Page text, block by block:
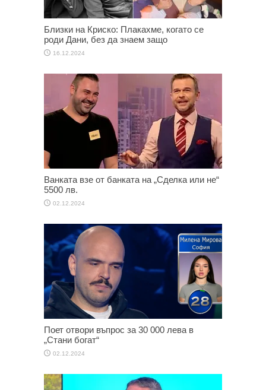
Близки на Криско: Плакахме, когато се
роди Дани, без да знаем защо
16.12.2024
Ванката взе от банката на „Сделка или не“
5500 лв.
02.12.2024
Поет отвори въпрос за 30 000 лева в
„Стани богат“
02.12.2024